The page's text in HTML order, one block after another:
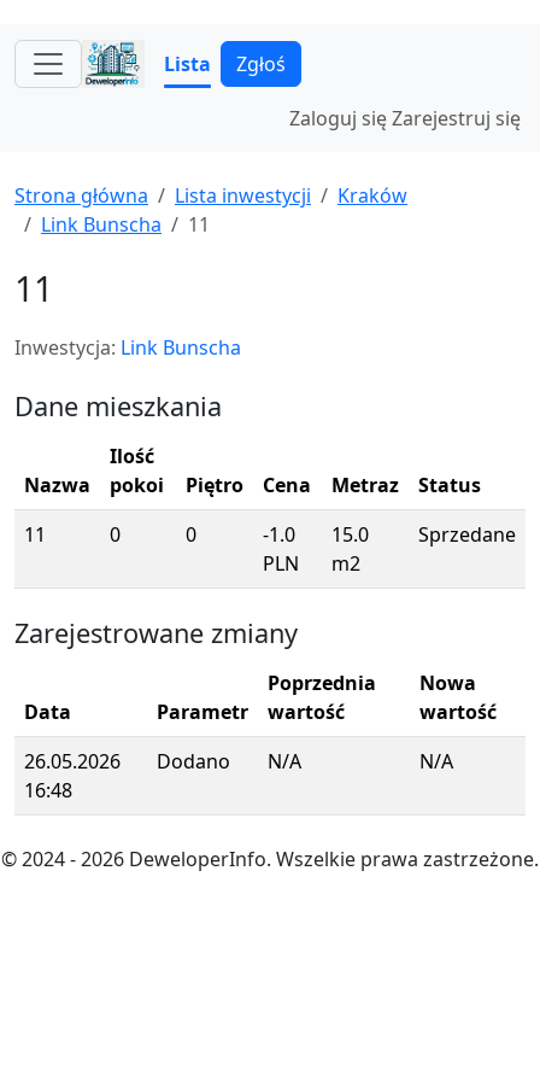
Lista Zgłoś
Zaloguj sięZarejestruj się
Strona główna Lista inwestycji
Kraków
Link Bunscha
11
11
Inwestycja: Link Bunscha
Dane mieszkania
Nazwa
Ilość
pokoi
Piętro Cena Metraz
Status
11
0 0
-1.0
PLN
15.0
m2
Sprzedane
Zarejestrowane zmiany
Data Parametr
Poprzednia
wartość
Nowa
wartość
26.05.2026
16:48
Dodano N/A N/A
© 2024- 2026 DeweloperInfo. Wszelkie prawa zastrzeżone.